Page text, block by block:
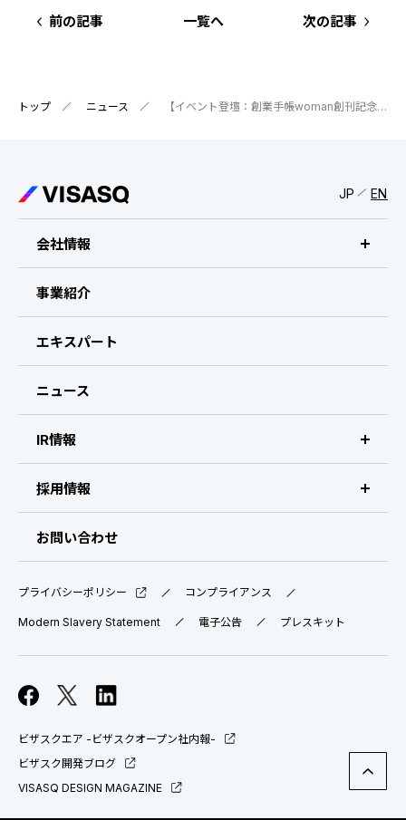
前の記事 一覧へ 次の記事
トップ ニュース 【イベント登壇：創業手帳woman創刊記念イベント】
JP EN
会社情報
ビザスクについて
CEOメッセージ
会社概要・拠点
事業紹介
エキスパート
ニュース
IR情報
IR情報 トップ
IRライブラリ
業績ハイライト
株式について
コーポレート・ガバナンス
よくある質問
ディスクロージャーポリシー
採用情報
採用サイト（日本）
中途採用：ビジネス職・コーポレート職
お問い合わせ
プライバシーポリシー コンプライアンス
Modern Slavery Statement 電子公告 プレスキット
ビザスクエア -ビザスクオープン社内報-
ビザスク開発ブログ
VISASQ DESIGN MAGAZINE